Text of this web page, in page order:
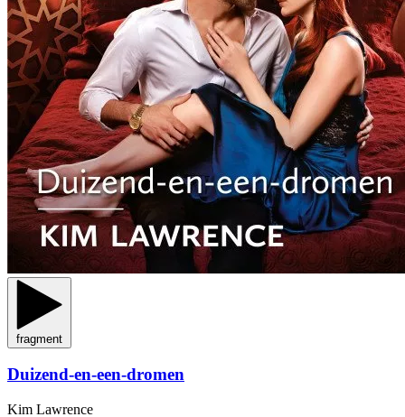
fragment
Duizend-en-een-dromen
Kim Lawrence